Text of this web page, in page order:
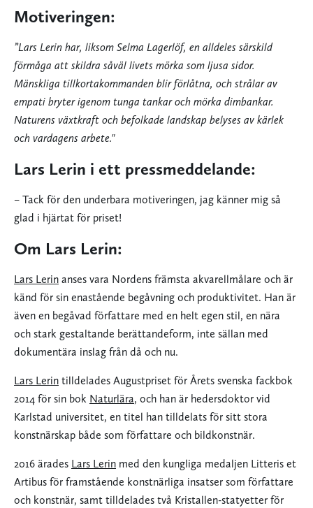
Motiveringen:
”Lars Lerin har, liksom Selma Lagerlöf, en alldeles särskild
förmåga att skildra såväl livets mörka som ljusa sidor.
Mänskliga tillkortakommanden blir förlåtna, och strålar av
empati bryter igenom tunga tankar och mörka dimbankar.
Naturens växtkraft och befolkade landskap belyses av kärlek
och vardagens arbete."
Lars Lerin i ett pressmeddelande:
– Tack för den underbara motiveringen, jag känner mig så
glad i hjärtat för priset!
Om Lars Lerin:
Lars Lerin anses vara Nordens främsta akvarellmålare och är
känd för sin enastående begåvning och produktivitet. Han är
även en begåvad författare med en helt egen stil, en nära
och stark gestaltande berättandeform, inte sällan med
dokumentära inslag från då och nu.
Lars Lerin tilldelades Augustpriset för Årets svenska fackbok
2014 för sin bok Naturlära, och han är hedersdoktor vid
Karlstad universitet, en titel han tilldelats för sitt stora
konstnärskap både som författare och bildkonstnär.
2016 ärades Lars Lerin med den kungliga medaljen Litteris et
Artibus för framstående konstnärliga insatser som författare
och konstnär, samt tilldelades två Kristallen-statyetter för